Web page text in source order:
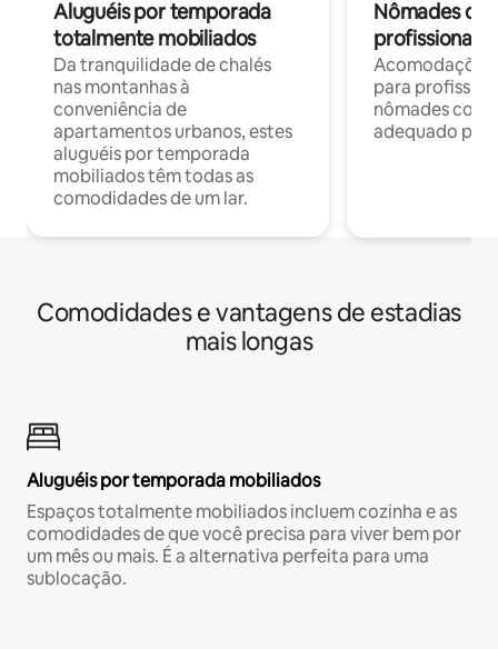
Aluguéis por temporada
totalmente mobiliados
Da tranquilidade de chalés
nas montanhas à
conveniência de
apartamentos urbanos, estes
aluguéis por temporada
mobiliados têm todas as
comodidades de um lar.
Nômades
profissionais
para
nômades com
adequado
Comodidades e vantagens de estadias
mais longas
Aluguéis por temporada mobiliados
Espaços totalmente mobiliados incluem cozinha e as
comodidades de que você precisa para viver bem por
um mês ou mais. É a alternativa perfeita para uma
sublocação.